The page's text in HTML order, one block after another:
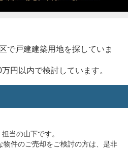
で戸建建築用地を探していま
円以内で検討しています。
当の山下です。
物件のご売却をご検討の方は、是非